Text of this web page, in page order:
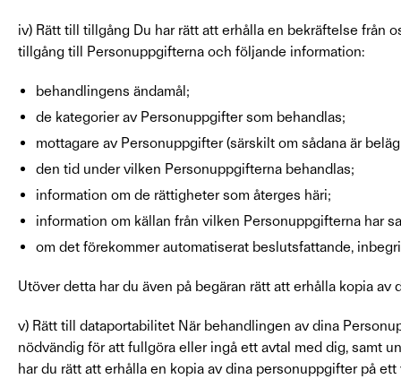
iv) Rätt till tillgång Du har rätt att erhålla en bekräftelse från
tillgång till Personuppgifterna och följande information:
behandlingens ändamål;
de kategorier av Personuppgifter som behandlas;
mottagare av Personuppgifter (särskilt om sådana är
den tid under vilken Personuppgifterna behandlas;
information om de rättigheter som återges häri;
information om källan från vilken Personuppgifterna har
om det förekommer automatiserat beslutsfattande,
Utöver detta har du även på begäran rätt att erhålla kopia
v) Rätt till dataportabilitet När behandlingen av dina
nödvändig för att fullgöra eller ingå ett avtal med dig, samt
har du rätt att erhålla en kopia av dina personuppgifter på